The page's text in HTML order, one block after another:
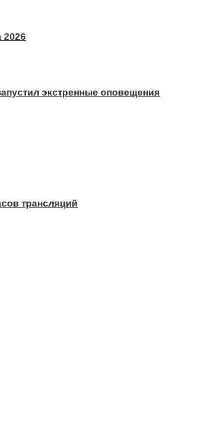
2026
экстренные оповещения
трансляций